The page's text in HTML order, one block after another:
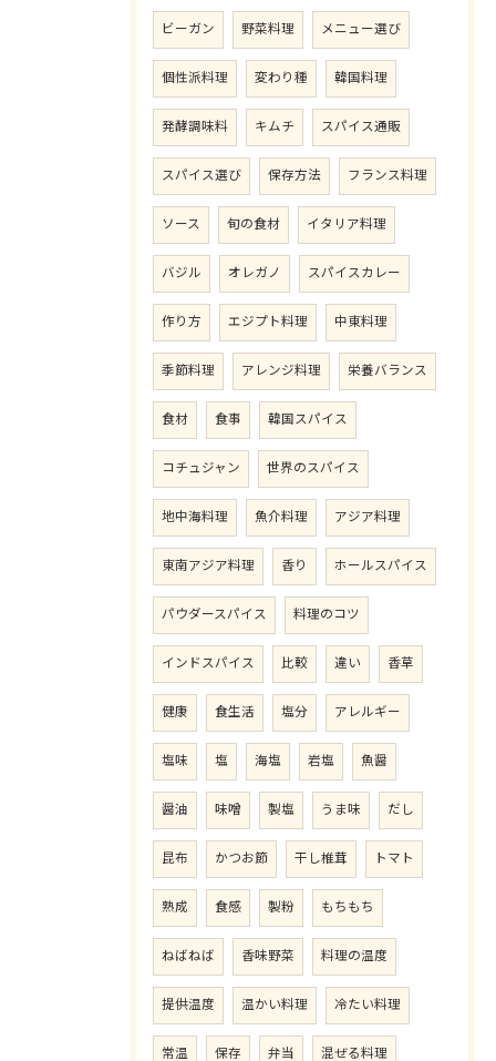
ビーガン 野菜料理 メニュー選び
個性派料理 変わり種 韓国料理
発酵調味料 キムチ スパイス通販
スパイス選び 保存方法 フランス料理
ソース 旬の食材 イタリア料理
バジル オレガノ スパイスカレー
作り方 エジプト料理 中東料理
季節料理 アレンジ料理 栄養バランス
食材 食事 韓国スパイス
コチュジャン 世界のスパイス
地中海料理 魚介料理 アジア料理
東南アジア料理 香り ホールスパイス
パウダースパイス 料理のコツ
インドスパイス 比較 違い 香草
健康 食生活 塩分 アレルギー
塩味 塩 海塩 岩塩 魚醤
醤油 味噌 製塩 うま味 だし
昆布 かつお節 干し椎茸 トマト
熟成 食感 製粉 もちもち
ねばねば 香味野菜 料理の温度
提供温度 温かい料理 冷たい料理
常温 保存 弁当 混ぜる料理